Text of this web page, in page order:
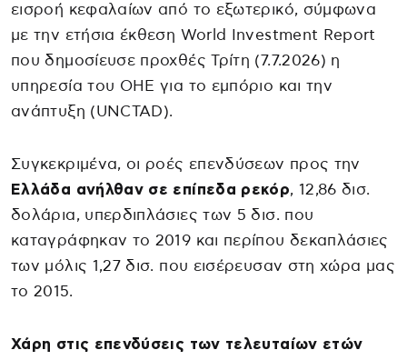
εισροή κεφαλαίων από το εξωτερικό, σύμφωνα
με την ετήσια έκθεση World Investment Report
που δημοσίευσε προχθές Τρίτη (7.7.2026) η
υπηρεσία του ΟΗΕ για το εμπόριο και την
ανάπτυξη (UNCTAD).
Συγκεκριμένα, οι ροές επενδύσεων προς την
Ελλάδα ανήλθαν σε επίπεδα ρεκόρ, 12,86 δισ.
δολάρια, υπερδιπλάσιες των 5 δισ. που
καταγράφηκαν το 2019 και περίπου δεκαπλάσιες
των μόλις 1,27 δισ. που εισέρευσαν στη χώρα μας
το 2015.
Χάρη στις επενδύσεις των τελευταίων ετών